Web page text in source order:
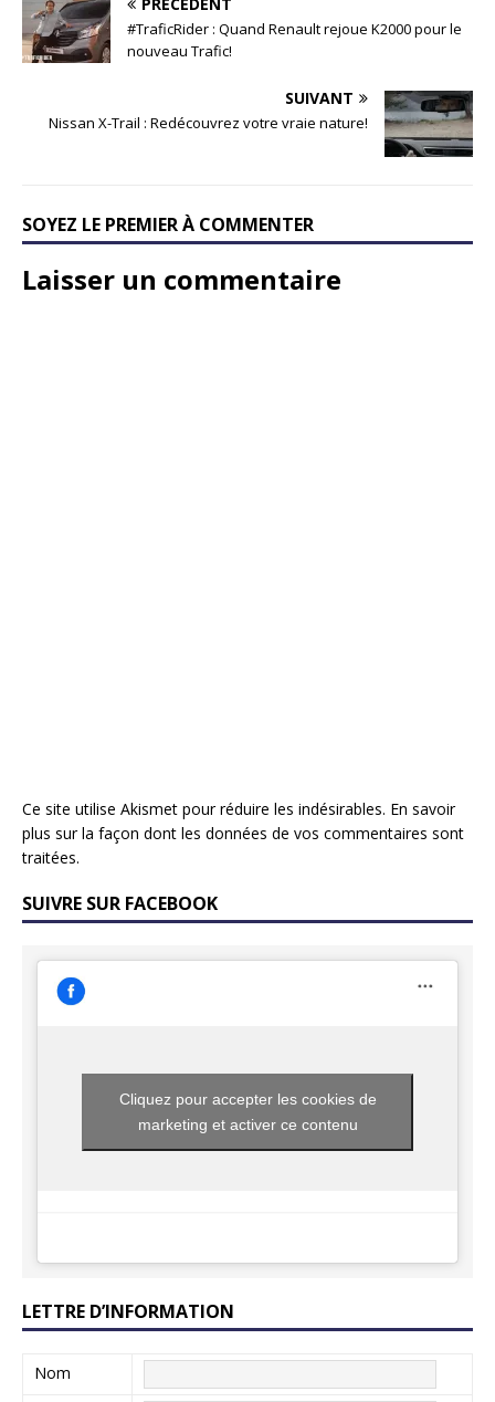
#TraficRider : Quand Renault rejoue K2000 pour le
nouveau Trafic!
SUIVANT
Nissan X-Trail : Redécouvrez votre vraie nature!
SOYEZ LE PREMIER À COMMENTER
Laisser un commentaire
Ce site utilise Akismet pour réduire les indésirables. En savoir
plus sur la façon dont les données de vos commentaires sont
traitées.
SUIVRE SUR FACEBOOK
Cliquez pour accepter les cookies de
marketing et activer ce contenu
LETTRE D’INFORMATION
Nom